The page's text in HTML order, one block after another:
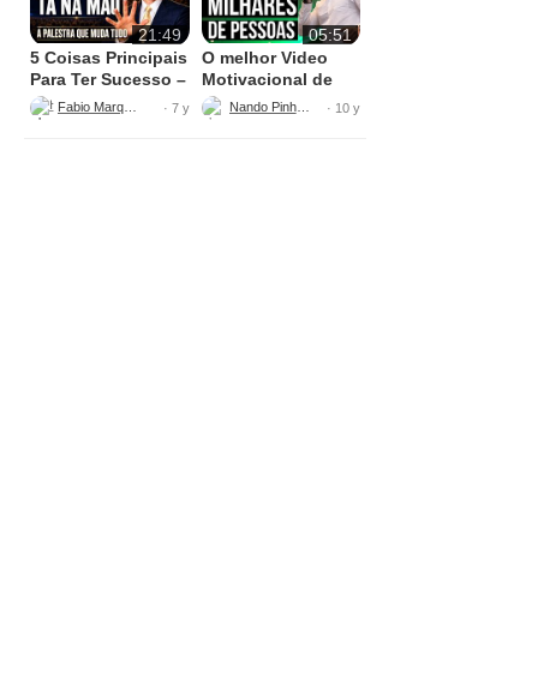
21:49
5 Coisas Principais
Para Ter Sucesso –
Fabio Marques
· 7 y
05:51
O melhor Video
Motivacional de
2016
Nando Pinheiro · 10 y